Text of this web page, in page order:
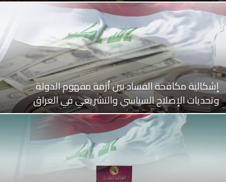
إشكالية مكافحة الفساد بين أزمة مفهوم الدولة
وتحديات الإصلاح السياسي والتشريعي في العراق